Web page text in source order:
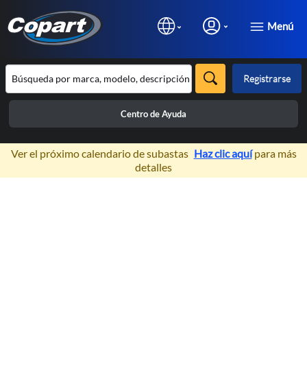
Menú
Registrarse
Centro de Ayuda
×
Ver el próximo calendario de subastas Haz clic aquípara más
detalles